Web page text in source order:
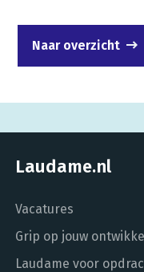
Naar overzicht
Laudame.nl
Vacatures
Grip op jouw
Laudame voor